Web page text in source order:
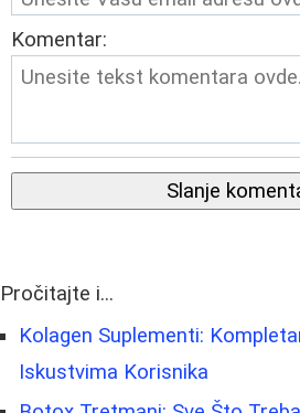
Komentar:
Slanje
Pročitajte i...
Kolagen Suplementi:
Iskustvima Korisnika